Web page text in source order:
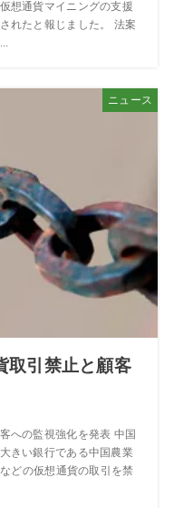
想通貨マイニングの支援
れたと報じました。 法案
ニュース
取引禁止と顧客
への監視強化を発表 中国
きい銀行である中国農業
どの仮想通貨の取引を禁